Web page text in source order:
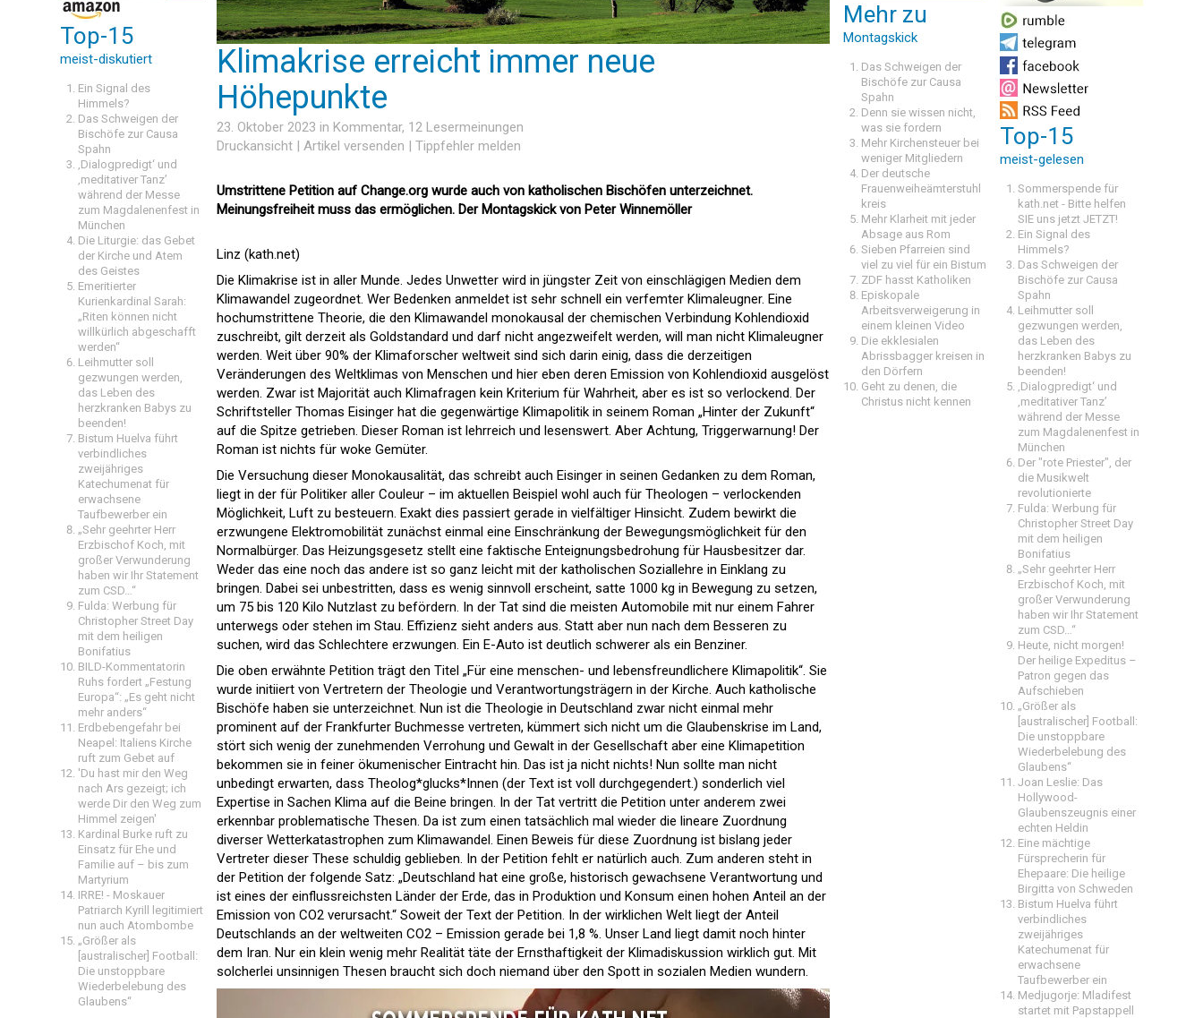
Top-15
meist-diskutiert
Ein Signal des
Himmels?
Das Schweigen der
Bischöfe zur Causa
Spahn
‚Dialogpredigt‘ und
‚meditativer Tanz’
während der Messe
zum Magdalenenfest in
München
Die Liturgie: das Gebet
der Kirche und Atem
des Geistes
Emeritierter
Kurienkardinal Sarah:
„Riten können nicht
willkürlich abgeschafft
werden“
Leihmutter soll
gezwungen werden,
das Leben des
herzkranken Babys zu
beenden!
Bistum Huelva führt
verbindliches
zweijähriges
Katechumenat für
erwachsene
Taufbewerber ein
„Sehr geehrter Herr
Erzbischof Koch, mit
großer Verwunderung
haben wir Ihr Statement
zum CSD…“
Fulda: Werbung für
Christopher Street Day
mit dem heiligen
Bonifatius
BILD-Kommentatorin
Ruhs fordert „Festung
Europa“: „Es geht nicht
mehr anders“
Erdbebengefahr bei
Neapel: Italiens Kirche
ruft zum Gebet auf
'Du hast mir den Weg
nach Ars gezeigt; ich
werde Dir den Weg zum
Himmel zeigen'
Kardinal Burke ruft zu
Einsatz für Ehe und
Familie auf – bis zum
Martyrium
IRRE! - Moskauer
Patriarch Kyrill legitimiert
nun auch Atombombe
„Größer als
[australischer] Football:
Die unstoppbare
Wiederbelebung des
Glaubens“
Klimakrise erreicht immer neue
Höhepunkte
23. Oktober 2023 in Kommentar, 12 Lesermeinungen
Druckansicht | Artikel versenden | Tippfehler melden
Umstrittene Petition auf Change.org wurde auch von katholischen Bischöfen unterzeichnet.
Meinungsfreiheit muss das ermöglichen. Der Montagskick von Peter Winnemöller
Linz (kath.net)
Die Klimakrise ist in aller Munde. Jedes Unwetter wird in jüngster Zeit von einschlägigen Medien dem
Klimawandel zugeordnet. Wer Bedenken anmeldet ist sehr schnell ein verfemter Klimaleugner. Eine
hochumstrittene Theorie, die den Klimawandel monokausal der chemischen Verbindung Kohlendioxid
zuschreibt, gilt derzeit als Goldstandard und darf nicht angezweifelt werden, will man nicht Klimaleugner
werden. Weit über 90% der Klimaforscher weltweit sind sich darin einig, dass die derzeitigen
Veränderungen des Weltklimas von Menschen und hier eben deren Emission von Kohlendioxid ausgelöst
werden. Zwar ist Majorität auch Klimafragen kein Kriterium für Wahrheit, aber es ist so verlockend. Der
Schriftsteller Thomas Eisinger hat die gegenwärtige Klimapolitik in seinem Roman „Hinter der Zukunft“
auf die Spitze getrieben. Dieser Roman ist lehrreich und lesenswert. Aber Achtung, Triggerwarnung! Der
Roman ist nichts für woke Gemüter.
Die Versuchung dieser Monokausalität, das schreibt auch Eisinger in seinen Gedanken zu dem Roman,
liegt in der für Politiker aller Couleur – im aktuellen Beispiel wohl auch für Theologen – verlockenden
Möglichkeit, Luft zu besteuern. Exakt dies passiert gerade in vielfältiger Hinsicht. Zudem bewirkt die
erzwungene Elektromobilität zunächst einmal eine Einschränkung der Bewegungsmöglichkeit für den
Normalbürger. Das Heizungsgesetz stellt eine faktische Enteignungsbedrohung für Hausbesitzer dar.
Weder das eine noch das andere ist so ganz leicht mit der katholischen Soziallehre in Einklang zu
bringen. Dabei sei unbestritten, dass es wenig sinnvoll erscheint, satte 1000 kg in Bewegung zu setzen,
um 75 bis 120 Kilo Nutzlast zu befördern. In der Tat sind die meisten Automobile mit nur einem Fahrer
unterwegs oder stehen im Stau. Effizienz sieht anders aus. Statt aber nun nach dem Besseren zu
suchen, wird das Schlechtere erzwungen. Ein E-Auto ist deutlich schwerer als ein Benziner.
Die oben erwähnte Petition trägt den Titel „Für eine menschen- und lebensfreundlichere Klimapolitik“. Sie
wurde initiiert von Vertretern der Theologie und Verantwortungsträgern in der Kirche. Auch katholische
Bischöfe haben sie unterzeichnet. Nun ist die Theologie in Deutschland zwar nicht einmal mehr
prominent auf der Frankfurter Buchmesse vertreten, kümmert sich nicht um die Glaubenskrise im Land,
stört sich wenig der zunehmenden Verrohung und Gewalt in der Gesellschaft aber eine Klimapetition
bekommen sie in feiner ökumenischer Eintracht hin. Das ist ja nicht nichts! Nun sollte man nicht
unbedingt erwarten, dass Theolog*glucks*Innen (der Text ist voll durchgegendert.) sonderlich viel
Expertise in Sachen Klima auf die Beine bringen. In der Tat vertritt die Petition unter anderem zwei
erkennbar problematische Thesen. Da ist zum einen tatsächlich mal wieder die lineare Zuordnung
diverser Wetterkatastrophen zum Klimawandel. Einen Beweis für diese Zuordnung ist bislang jeder
Vertreter dieser These schuldig geblieben. In der Petition fehlt er natürlich auch. Zum anderen steht in
der Petition der folgende Satz: „Deutschland hat eine große, historisch gewachsene Verantwortung und
ist eines der einflussreichsten Länder der Erde, das in Produktion und Konsum einen hohen Anteil an der
Emission von CO2 verursacht.“ Soweit der Text der Petition. In der wirklichen Welt liegt der Anteil
Deutschlands an der weltweiten CO2 – Emission gerade bei 1,8 %. Unser Land liegt damit noch hinter
dem Iran. Nur ein klein wenig mehr Realität täte der Ernsthaftigkeit der Klimadiskussion wirklich gut. Mit
solcherlei unsinnigen Thesen braucht sich doch niemand über den Spott in sozialen Medien wundern.
Mehr zu
Montagskick
Das Schweigen der
Bischöfe zur Causa
Spahn
Denn sie wissen nicht,
was sie fordern
Mehr Kirchensteuer bei
weniger Mitgliedern
Der deutsche
Frauenweiheämterstuhl
kreis
Mehr Klarheit mit jeder
Absage aus Rom
Sieben Pfarreien sind
viel zu viel für ein Bistum
ZDF hasst Katholiken
Episkopale
Arbeitsverweigerung in
einem kleinen Video
Die ekklesialen
Abrissbagger kreisen in
den Dörfern
Geht zu denen, die
Christus nicht kennen
Top-15
meist-gelesen
Sommerspende für
kath.net - Bitte helfen
SIE uns jetzt JETZT!
Ein Signal des
Himmels?
Das Schweigen der
Bischöfe zur Causa
Spahn
Leihmutter soll
gezwungen werden,
das Leben des
herzkranken Babys zu
beenden!
‚Dialogpredigt‘ und
‚meditativer Tanz’
während der Messe
zum Magdalenenfest in
München
Der "rote Priester", der
die Musikwelt
revolutionierte
Fulda: Werbung für
Christopher Street Day
mit dem heiligen
Bonifatius
„Sehr geehrter Herr
Erzbischof Koch, mit
großer Verwunderung
haben wir Ihr Statement
zum CSD…“
Heute, nicht morgen!
Der heilige Expeditus –
Patron gegen das
Aufschieben
„Größer als
[australischer] Football:
Die unstoppbare
Wiederbelebung des
Glaubens“
Joan Leslie: Das
Hollywood-
Glaubenszeugnis einer
echten Heldin
Eine mächtige
Fürsprecherin für
Ehepaare: Die heilige
Birgitta von Schweden
Bistum Huelva führt
verbindliches
zweijähriges
Katechumenat für
erwachsene
Taufbewerber ein
Medjugorje: Mladifest
startet mit Papstappell